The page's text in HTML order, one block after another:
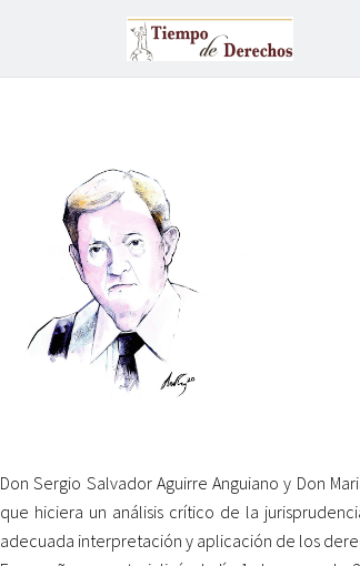
Don Sergio Salvador Aguirre Anguiano y Don
que hiciera un análisis crítico de la
adecuada interpretación y aplicación de los